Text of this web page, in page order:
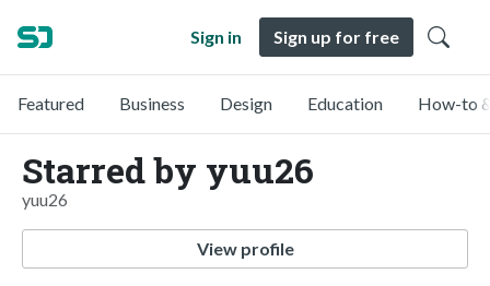
Sign in Sign up for free
Featured Business Design Education How-to
Starred by yuu26
yuu26
View profile